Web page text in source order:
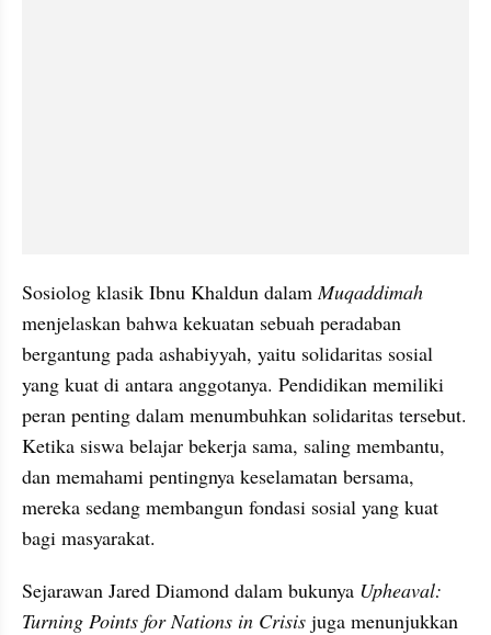
Sosiolog klasik Ibnu Khaldun dalam Muqaddimah
menjelaskan bahwa kekuatan sebuah peradaban
bergantung pada ashabiyyah, yaitu solidaritas sosial
yang kuat di antara anggotanya. Pendidikan memiliki
peran penting dalam menumbuhkan solidaritas tersebut.
Ketika siswa belajar bekerja sama, saling membantu,
dan memahami pentingnya keselamatan bersama,
mereka sedang membangun fondasi sosial yang kuat
bagi masyarakat.
Sejarawan Jared Diamond dalam bukunya Upheaval:
Turning Points for Nations in Crisis juga menunjukkan